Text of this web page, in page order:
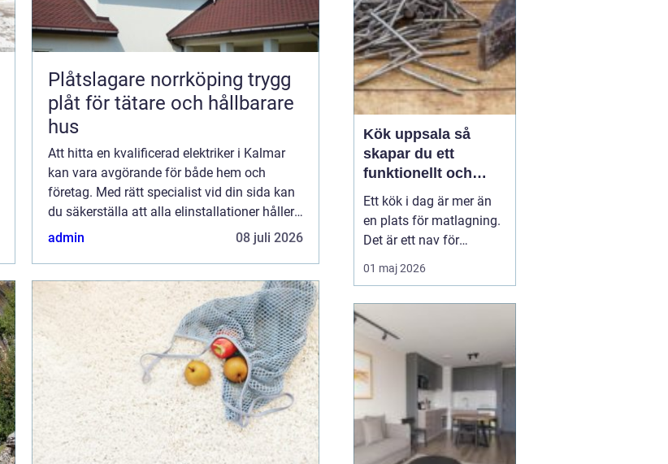
Plåtslagare norrköping trygg
plåt för tätare och hållbarare
hus
Att hitta en kvalificerad elektriker i Kalmar
kan vara avgörande för både hem och
företag. Med rätt specialist vid din sida kan
du säkerställa att alla elinstallationer håller
högsta standard och sä...
admin 08 juli 2026
karaktär samtidigt som
de ...
Kök uppsala så
skapar du ett
funktionellt och
personligt kök
Ett kök i dag är mer än
en plats för matlagning.
Det är ett nav för
vardagen, en
samlingspunkt för familj
hemmets viktigaste rum.
När en bostadsägare
planerar kök Uppsala
handlar det därför både
om funktion, känsla och
långsiktigt...
01 maj 2026